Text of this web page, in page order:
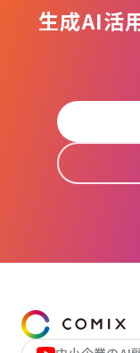
生成AI活